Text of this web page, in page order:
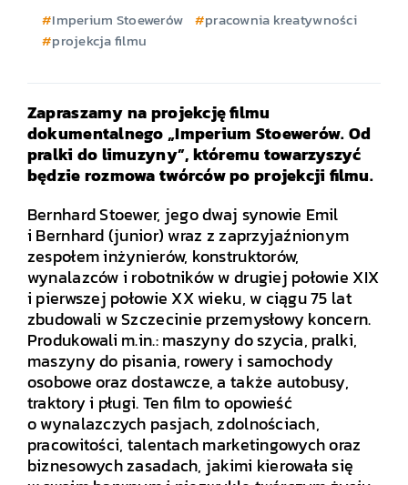
Imperium Stoewerów
pracownia kreatywności
projekcja filmu
Zapraszamy na projekcję filmu
dokumentalnego „Imperium Stoewerów. Od
pralki do limuzyny”, któremu towarzyszyć
będzie rozmowa twórców po projekcji filmu.
Bernhard Stoewer, jego dwaj synowie Emil
i Bernhard (junior) wraz z zaprzyjaźnionym
zespołem inżynierów, konstruktorów,
wynalazców i robotników w drugiej połowie XIX
i pierwszej połowie XX wieku, w ciągu 75 lat
zbudowali w Szczecinie przemysłowy koncern.
Produkowali m.in.: maszyny do szycia, pralki,
maszyny do pisania, rowery i samochody
osobowe oraz dostawcze, a także autobusy,
traktory i pługi. Ten film to opowieść
o wynalazczych pasjach, zdolnościach,
pracowitości, talentach marketingowych oraz
biznesowych zasadach, jakimi kierowała się